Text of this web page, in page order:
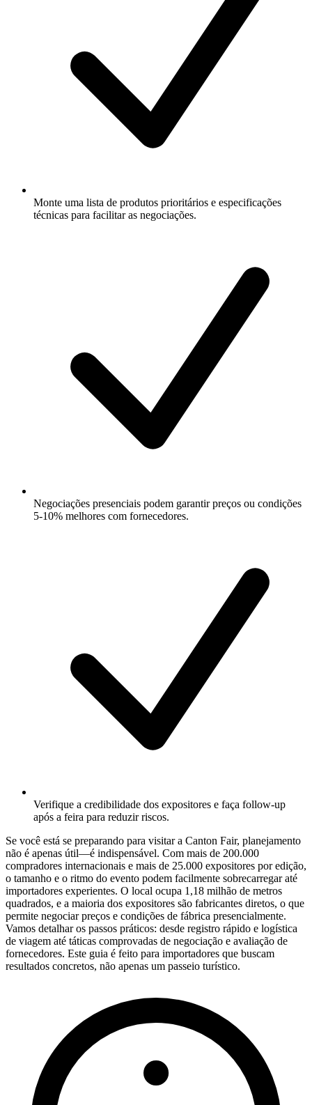
Monte uma lista de produtos prioritários e especificações
técnicas para facilitar as negociações.
Negociações presenciais podem garantir preços ou condições
5-10% melhores com fornecedores.
Verifique a credibilidade dos expositores e faça follow-up
após a feira para reduzir riscos.
Se você está se preparando para visitar a Canton Fair, planejamento
não é apenas útil—é indispensável. Com mais de 200.000
compradores internacionais e mais de 25.000 expositores por edição,
o tamanho e o ritmo do evento podem facilmente sobrecarregar até
importadores experientes. O local ocupa 1,18 milhão de metros
quadrados, e a maioria dos expositores são fabricantes diretos, o que
permite negociar preços e condições de fábrica presencialmente.
Vamos detalhar os passos práticos: desde registro rápido e logística
de viagem até táticas comprovadas de negociação e avaliação de
fornecedores. Este guia é feito para importadores que buscam
resultados concretos, não apenas um passeio turístico.